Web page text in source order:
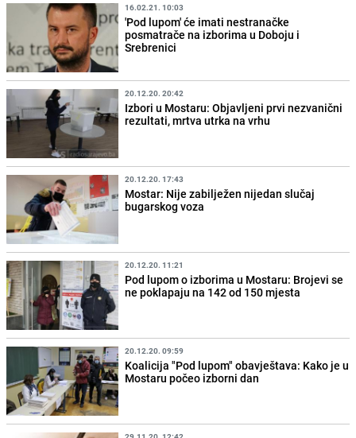
16.02.21. 10:03
'Pod lupom' će imati nestranačke
posmatrače na izborima u Doboju i
Srebrenici
20.12.20. 20:42
Izbori u Mostaru: Objavljeni prvi nezvanični
rezultati, mrtva utrka na vrhu
20.12.20. 17:43
Mostar: Nije zabilježen nijedan slučaj
bugarskog voza
20.12.20. 11:21
Pod lupom o izborima u Mostaru: Brojevi se
ne poklapaju na 142 od 150 mjesta
20.12.20. 09:59
Koalicija "Pod lupom" obavještava: Kako je u
Mostaru počeo izborni dan